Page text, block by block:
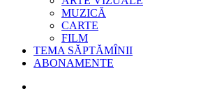
MUZICĂ
CARTE
FILM
TEMA SĂPTĂMÎNII
ABONAMENTE